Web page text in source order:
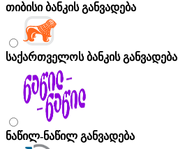
თიბისი ბანკის განვადება
საქართველოს ბანკის განვადება
ნაწილ-ნაწილ განვადება